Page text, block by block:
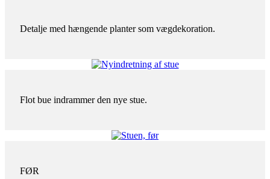
Detalje med hængende planter som vægdekoration.
Flot bue indrammer den nye stue.
FØR